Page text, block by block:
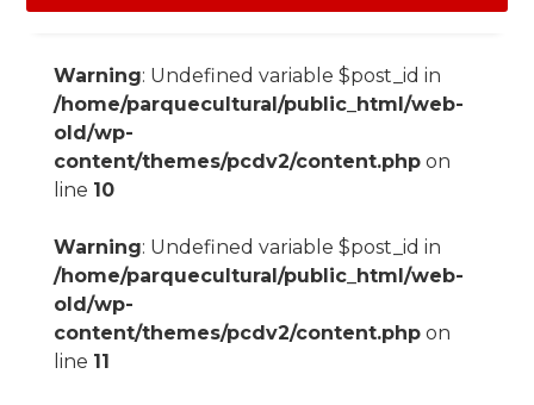
Warning: Undefined variable $post_id in
/home/parquecultural/public_html/web-
old/wp-
content/themes/pcdv2/content.phpon
line 10
Warning: Undefined variable $post_id in
/home/parquecultural/public_html/web-
old/wp-
content/themes/pcdv2/content.phpon
line 11